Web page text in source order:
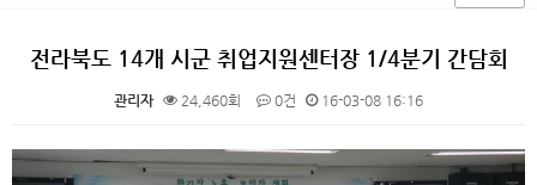
전라북도 14개 시군 취업지원센터장 1/4분기 간담회
관리자 24,460회 0건 16-03-08 16:16
본문